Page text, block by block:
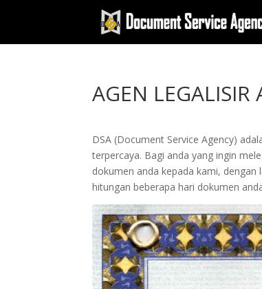
AGEN LEGALISIR
DSA (Document Service Agency)
terpercaya. Bagi anda yang ingin
dokumen anda kepada kami, dengan
hitungan beberapa hari dokumen